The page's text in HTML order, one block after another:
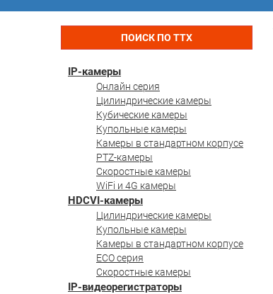
ПОИСК ПО ТТХ
IP-камеры
Онлайн серия
Цилиндрические камеры
Кубические камеры
Купольные камеры
Камеры в стандартном корпусе
PTZ-камеры
Скоростные камеры
WiFi и 4G камеры
HDCVI-камеры
Цилиндрические камеры
Купольные камеры
Камеры в стандартном корпусе
ECO серия
Скоростные камеры
IP-видеорегистраторы